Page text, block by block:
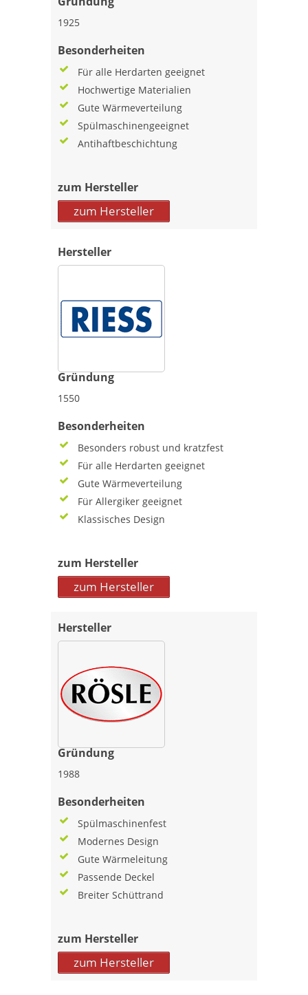
1925
Besonderheiten
Für alle Herdarten geeignet
Hochwertige Materialien
Gute Wärmeverteilung
Spülmaschinengeeignet
Antihaftbeschichtung
zum Hersteller
zum Hersteller
Hersteller
Gründung
1550
Besonderheiten
Besonders robust und kratzfest
Für alle Herdarten geeignet
Gute Wärmeverteilung
Für Allergiker geeignet
Klassisches Design
zum Hersteller
zum Hersteller
Hersteller
Gründung
1988
Besonderheiten
Spülmaschinenfest
Modernes Design
Gute Wärmeleitung
Passende Deckel
Breiter Schüttrand
zum Hersteller
zum Hersteller